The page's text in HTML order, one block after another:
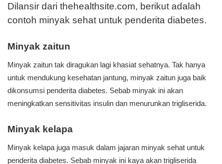
Dilansir dari thehealthsite.com, berikut adalah
contoh minyak sehat untuk penderita diabetes.
Minyak zaitun
Minyak zaitun tak diragukan lagi khasiat sehatnya. Tak hanya
untuk mendukung kesehatan jantung, minyak zaitun juga baik
dikonsumsi penderita diabetes. Sebab minyak ini akan
meningkatkan sensitivitas insulin dan menurunkan trigliserida.
Minyak kelapa
Minyak kelapa juga masuk dalam jajaran minyak sehat untuk
penderita diabetes. Sebab minyak ini kaya akan trigliserida